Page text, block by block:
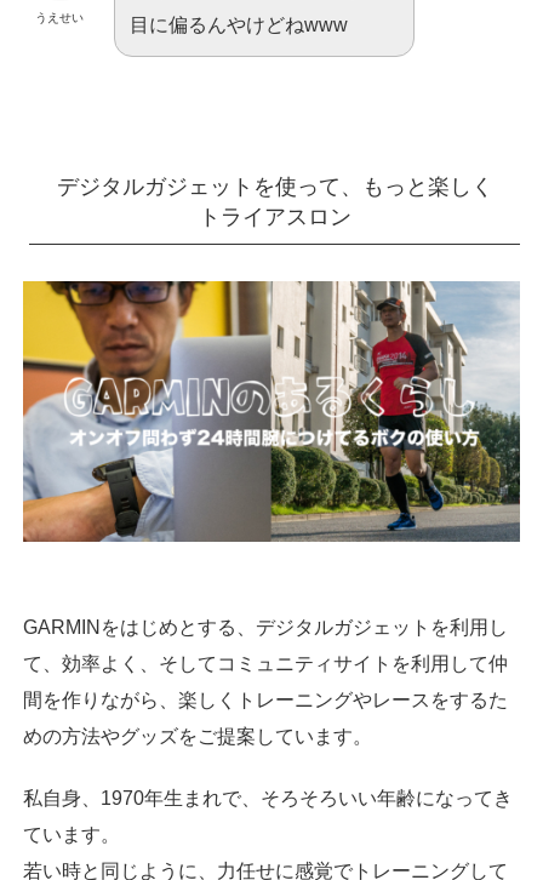
うえせい
目に偏るんやけどねwww
デジタルガジェットを使って、もっと楽しく
トライアスロン
GARMINをはじめとする、デジタルガジェットを利用し
て、効率よく、そしてコミュニティサイトを利用して仲
間を作りながら、楽しくトレーニングやレースをするた
めの方法やグッズをご提案しています。
私自身、1970年生まれで、そろそろいい年齢になってき
ています。
若い時と同じように、力任せに感覚でトレーニングして